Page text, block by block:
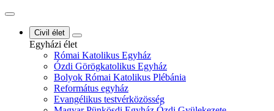
Civil élet
Egyházi élet
Római Katolikus Egyház
Ózdi Görögkatolikus Egyház
Bolyok Római Katolikus Plébánia
Református egyház
Evangélikus testvérközösség